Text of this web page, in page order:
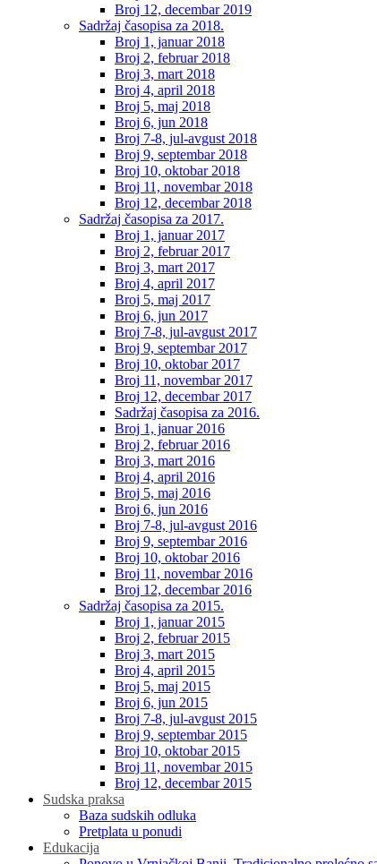
Broj 12, decembar 2019
Sadržaj časopisa za 2018.
Broj 1, januar 2018
Broj 2, februar 2018
Broj 3, mart 2018
Broj 4, april 2018
Broj 5, maj 2018
Broj 6, jun 2018
Broj 7-8, jul-avgust 2018
Broj 9, septembar 2018
Broj 10, oktobar 2018
Broj 11, novembar 2018
Broj 12, decembar 2018
Sadržaj časopisa za 2017.
Broj 1, januar 2017
Broj 2, februar 2017
Broj 3, mart 2017
Broj 4, april 2017
Broj 5, maj 2017
Broj 6, jun 2017
Broj 7-8, jul-avgust 2017
Broj 9, septembar 2017
Broj 10, oktobar 2017
Broj 11, novembar 2017
Broj 12, decembar 2017
Sadržaj časopisa za 2016.
Broj 1, januar 2016
Broj 2, februar 2016
Broj 3, mart 2016
Broj 4, april 2016
Broj 5, maj 2016
Broj 6, jun 2016
Broj 7-8, jul-avgust 2016
Broj 9, septembar 2016
Broj 10, oktobar 2016
Broj 11, novembar 2016
Broj 12, decembar 2016
Sadržaj časopisa za 2015.
Broj 1, januar 2015
Broj 2, februar 2015
Broj 3, mart 2015
Broj 4, april 2015
Broj 5, maj 2015
Broj 6, jun 2015
Broj 7-8, jul-avgust 2015
Broj 9, septembar 2015
Broj 10, oktobar 2015
Broj 11, novembar 2015
Broj 12, decembar 2015
Sudska praksa
Baza sudskih odluka
Pretplata u ponudi
Edukacija